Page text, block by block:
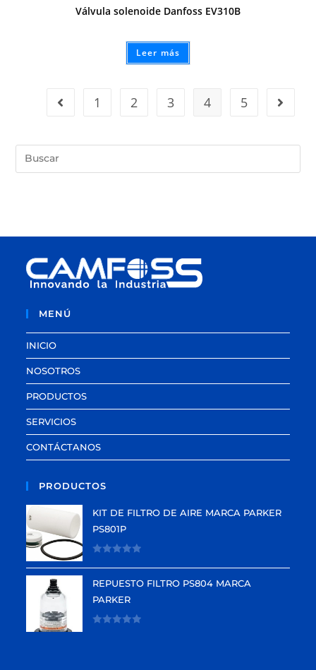
Válvula solenoide Danfoss EV310B
Leer más
1 2 3 4 5
MENÚ
INICIO
NOSOTROS
PRODUCTOS
SERVICIOS
CONTÁCTANOS
PRODUCTOS
KIT DE FILTRO DE AIRE MARCA PARKER
PS801P
o
r
REPUESTO FILTRO PS804 MARCA
PARKER